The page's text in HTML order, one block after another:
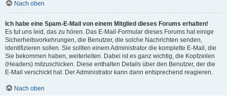
Nach oben
Ich habe eine Spam-E-Mail von einem Mitglied dieses Forums erhalten!
Es tut uns leid, das zu hören. Das E-Mail-Formular dieses Forums hat einige
Sicherheitsvorkehrungen, die Benutzer, die solche Nachrichten senden,
identifizieren sollen. Sie sollten einem Administrator die komplette E-Mail, die
Sie bekommen haben, weiterleiten. Dabei ist es ganz wichtig, die Kopfzeilen
(Headers) mitzuschicken. Diese enthalten Details über den Benutzer, der die
E-Mail verschickt hat. Der Administrator kann dann entsprechend reagieren.
Nach oben